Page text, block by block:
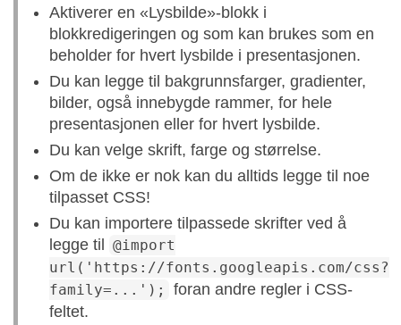
Aktiverer en «Lysbilde»-blokk i
blokkredigeringen og som kan brukes som en
beholder for hvert lysbilde i presentasjonen.
Du kan legge til bakgrunnsfarger, gradienter,
bilder, også innebygde rammer, for hele
presentasjonen eller for hvert lysbilde.
Du kan velge skrift, farge og størrelse.
Om de ikke er nok kan du alltids legge til noe
tilpasset CSS!
Du kan importere tilpassede skrifter ved å
legge til @import
url('https://fonts.googleapis.com/css?
family=...');
foran andre regler i CSS-
feltet.